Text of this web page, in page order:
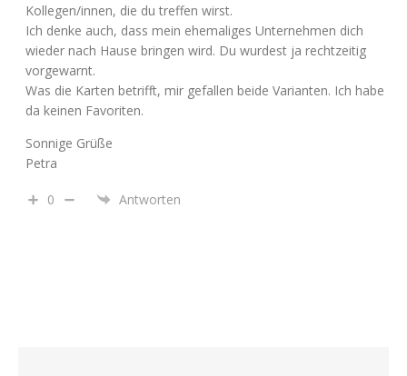
Kollegen/innen, die du treffen wirst.
Ich denke auch, dass mein ehemaliges Unternehmen dich
wieder nach Hause bringen wird. Du wurdest ja rechtzeitig
vorgewarnt.
Was die Karten betrifft, mir gefallen beide Varianten. Ich habe
da keinen Favoriten.
Sonnige Grüße
Petra
0 Antworten